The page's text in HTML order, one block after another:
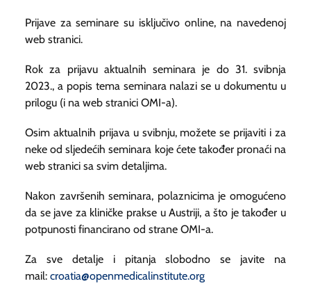
Prijave za seminare su isključivo online, na navedenoj
web stranici.
Rok za prijavu aktualnih seminara je do 31. svibnja
2023., a popis tema seminara nalazi se u dokumentu u
prilogu (i na web stranici OMI-a).
Osim aktualnih prijava u svibnju, možete se prijaviti i za
neke od sljedećih seminara koje ćete također pronaći na
web stranici sa svim detaljima.
Nakon završenih seminara, polaznicima je omogućeno
da se jave za kliničke prakse u Austriji, a što je također u
potpunosti financirano od strane OMI-a.
Za sve detalje i pitanja slobodno se javite na
mail: croatia@openmedicalinstitute.org